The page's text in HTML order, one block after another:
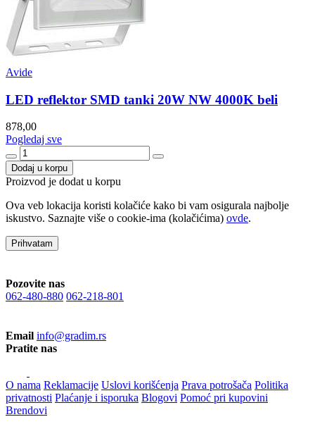
Avide
LED reflektor SMD tanki 20W NW 4000K beli
878,00
Pogledaj sve
Dodaj u korpu
Proizvod je dodat u korpu
Ova veb lokacija koristi kolačiće kako bi vam osigurala najbolje
iskustvo. Saznajte više o cookie-ima (kolačićima) ovde.
Prihvatam
Pozovite nas
062-480-880 062-218-801
Email info@gradim.rs
Pratite nas
O nama Reklamacije Uslovi korišćenja Prava potrošača Politika
privatnosti Plaćanje i isporuka Blogovi Pomoć pri kupovini
Brendovi